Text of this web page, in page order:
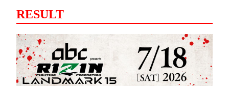
RESULT